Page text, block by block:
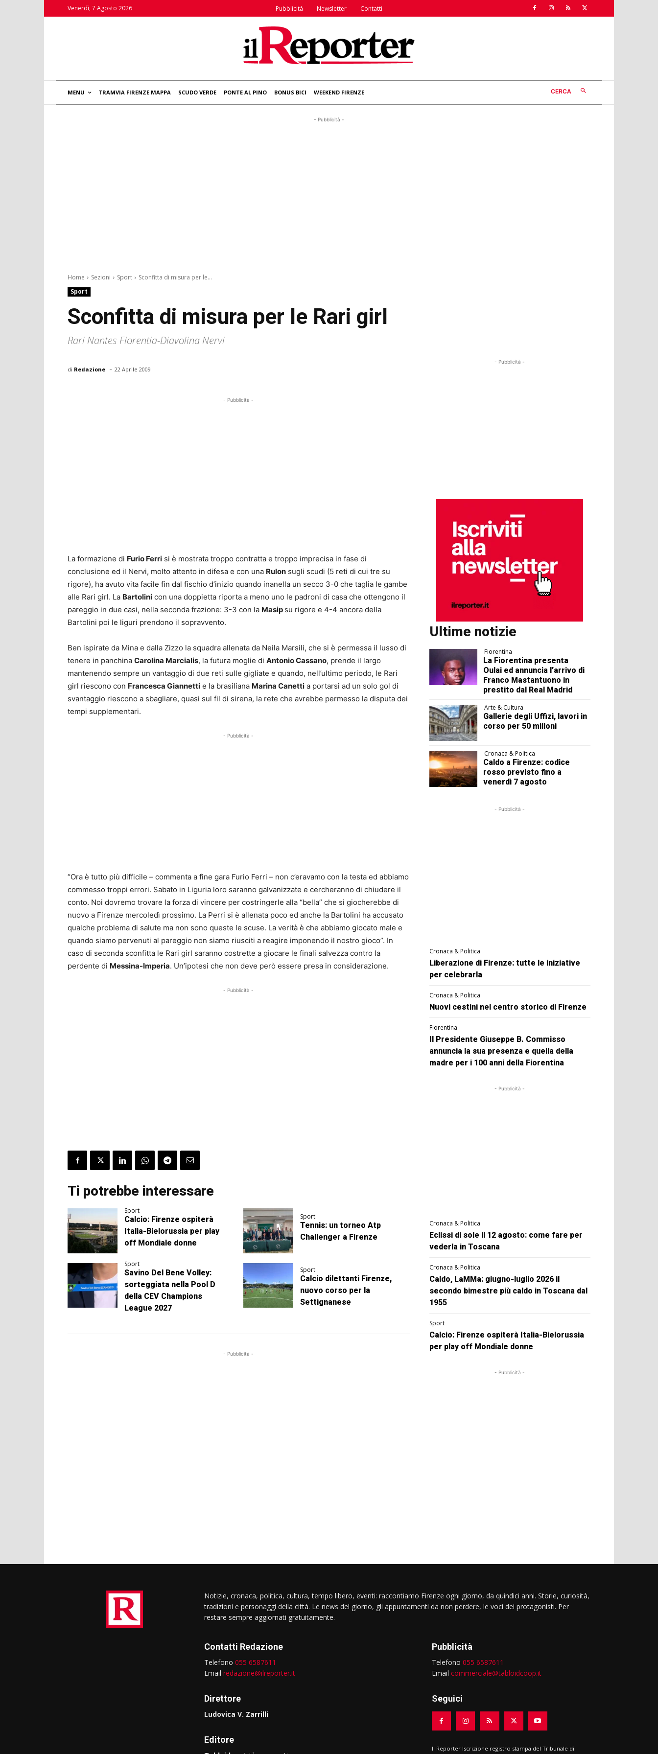
Venerdì, 7 Agosto 2026 Pubblicità Newsletter Contatti
MENU TRAMVIA FIRENZE MAPPA SCUDO VERDE PONTE AL PINO BONUS BICI WEEKEND FIRENZE CERCA
- Pubblicità -
Home Sezioni Sport
Sconfitta di misura per le...
Sport
Sconfitta di misura per le Rari girl
Rari Nantes Florentia-Diavolina Nervi
di Redazione - 22 Aprile 2009
- Pubblicità -
La formazione di Furio Ferri si è mostrata troppo contratta e troppo imprecisa in fase di
conclusione ed il Nervi, molto attento in difesa e con una Rulon sugli scudi (5 reti di cui tre su
rigore), ha avuto vita facile fin dal fischio d’inizio quando inanella un secco 3-0 che taglia le gambe
alle Rari girl. La Bartolini con una doppietta riporta a meno uno le padroni di casa che ottengono il
pareggio in due casi, nella seconda frazione: 3-3 con la Masip su rigore e 4-4 ancora della
Bartolini poi le liguri prendono il sopravvento.
Ben ispirate da Mina e dalla Zizzo la squadra allenata da Neila Marsili, che si è permessa il lusso di
tenere in panchina Carolina Marcialis, la futura moglie di Antonio Cassano, prende il largo
mantenendo sempre un vantaggio di due reti sulle gigliate e quando, nell’ultimo periodo, le Rari
girl riescono con Francesca Giannetti e la brasiliana Marina Canetti a portarsi ad un solo gol di
svantaggio riescono a sbagliare, quasi sul fil di sirena, la rete che avrebbe permesso la disputa dei
tempi supplementari.
- Pubblicità -
“Ora è tutto più difficile – commenta a fine gara Furio Ferri – non c’eravamo con la testa ed abbiamo
commesso troppi errori. Sabato in Liguria loro saranno galvanizzate e cercheranno di chiudere il
conto. Noi dovremo trovare la forza di vincere per costringerle alla “bella” che si giocherebbe di
nuovo a Firenze mercoledì prossimo. La Perri si è allenata poco ed anche la Bartolini ha accusato
qualche problema di salute ma non sono queste le scuse. La verità è che abbiamo giocato male e
quando siamo pervenuti al pareggio non siamo riusciti a reagire imponendo il nostro gioco”. In
caso di seconda sconfitta le Rari girl saranno costrette a giocare le finali salvezza contro la
perdente di Messina-Imperia. Un’ipotesi che non deve però essere presa in considerazione.
- Pubblicità -
Ti potrebbe interessare
Sport
Calcio: Firenze ospiterà
Italia-Bielorussia per play
off Mondiale donne
Sport
Tennis: un torneo Atp
Challenger a Firenze
Sport
Savino Del Bene Volley:
sorteggiata nella Pool D
della CEV Champions
League 2027
Sport
Calcio dilettanti Firenze,
nuovo corso per la
Settignanese
- Pubblicità -
- Pubblicità -
Ultime notizie
Fiorentina
La Fiorentina presenta
Oulai ed annuncia l’arrivo di
Franco Mastantuono in
prestito dal Real Madrid
Arte & Cultura
Gallerie degli Uffizi, lavori in
corso per 50 milioni
Cronaca & Politica
Caldo a Firenze: codice
rosso previsto fino a
venerdì 7 agosto
- Pubblicità -
Cronaca & Politica
Liberazione di Firenze: tutte le iniziative
per celebrarla
Cronaca & Politica
Nuovi cestini nel centro storico di Firenze
Fiorentina
Il Presidente Giuseppe B. Commisso
annuncia la sua presenza e quella della
madre per i 100 anni della Fiorentina
- Pubblicità -
Cronaca & Politica
Eclissi di sole il 12 agosto: come fare per
vederla in Toscana
Cronaca & Politica
Caldo, LaMMa: giugno-luglio 2026 il
secondo bimestre più caldo in Toscana dal
1955
Sport
Calcio: Firenze ospiterà Italia-Bielorussia
per play off Mondiale donne
- Pubblicità -
Notizie, cronaca, politica, cultura, tempo libero, eventi: raccontiamo Firenze ogni giorno, da quindici anni. Storie, curiosità,
tradizioni e personaggi della città. Le news del giorno, gli appuntamenti da non perdere, le voci dei protagonisti. Per
restare sempre aggiornati gratuitamente.
Contatti Redazione
Telefono 055 6587611
Email redazione@ilreporter.it
Direttore
Ludovica V. Zarrilli
Editore
Pubblicità
Telefono 055 6587611
Email commerciale@tabloidcoop.it
Seguici
Il Reporter Iscrizione registro stampa del Tribunale di